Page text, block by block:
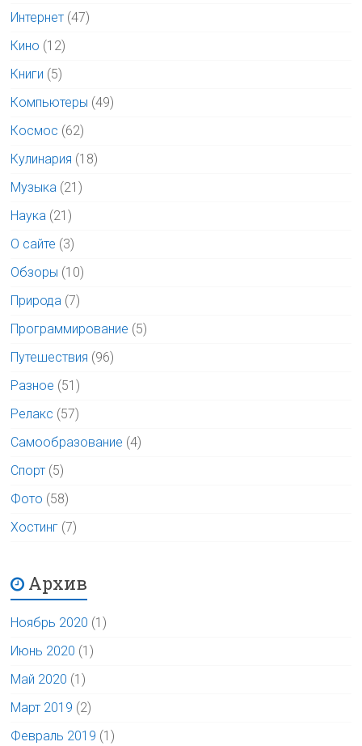
Интернет (47)
Кино (12)
Книги (5)
Компьютеры (49)
Космос (62)
Кулинария (18)
Музыка (21)
Наука (21)
О сайте (3)
Обзоры (10)
Природа (7)
Программирование (5)
Путешествия (96)
Разное (51)
Релакс (57)
Самообразование (4)
Спорт (5)
Фото (58)
Хостинг (7)
Архив
Ноябрь 2020 (1)
Июнь 2020 (1)
Май 2020 (1)
Март 2019 (2)
Февраль 2019 (1)